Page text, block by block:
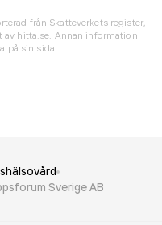
från Skatteverkets register,
av hitta.se. Annan information
på sin sida.
Sverige AB